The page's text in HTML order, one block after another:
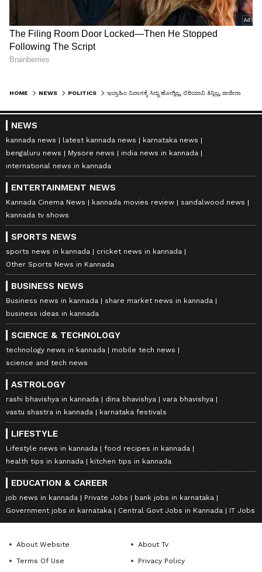
HOME NEWS POLITICS
NEWS
kannada news latest kannada news
karnataka news
bengaluru news
Mysore news
india news in kannada
international news in kannada
ENTERTAINMENT NEWS
Kannada Cinema News kannada movies review
sandalwood news
kannada tv shows
SPORTS NEWS
sports news in kannada
cricket news in kannada
Other Sports News in Kannada
BUSINESS NEWS
Business news in kannada
share market news in kannada
business ideas in kannada
SCIENCE & TECHNOLOGY
technology news in kannada
mobile tech news
science and tech news
ASTROLOGY
rashi bhavishya in kannada dina bhavishya
vara bhavishya
vastu shastra in kannada
karnataka festivals
LIFESTYLE
Lifestyle news in kannada
food recipes in kannada
health tips in kannada
kitchen tips in kannada
EDUCATION & CAREER
job news in kannada Private Jobs
bank jobs in karnataka
Government jobs in karnataka
Central Govt Jobs in Kannada IT Jobs
About Website
About Tv
Terms Of Use
Privacy Policy